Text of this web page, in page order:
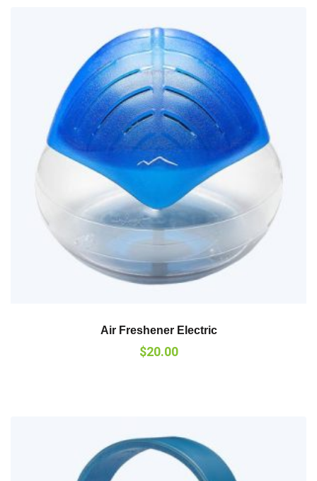
Air Freshener Electric
$20.00